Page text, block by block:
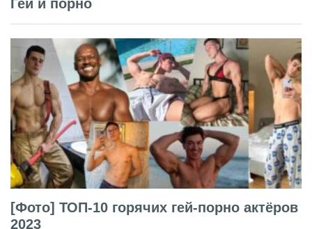
Гей и порно
[Фото] ТОП-10 горячих гей-порно актёров
2023